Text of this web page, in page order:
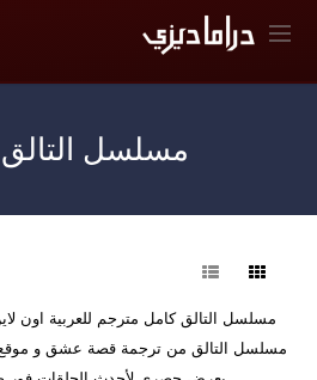
مسلسل
مسلسل التالق كامل مترجم للعربية اون
مسلسل التالق من ترجمة قصة عشق و موقع